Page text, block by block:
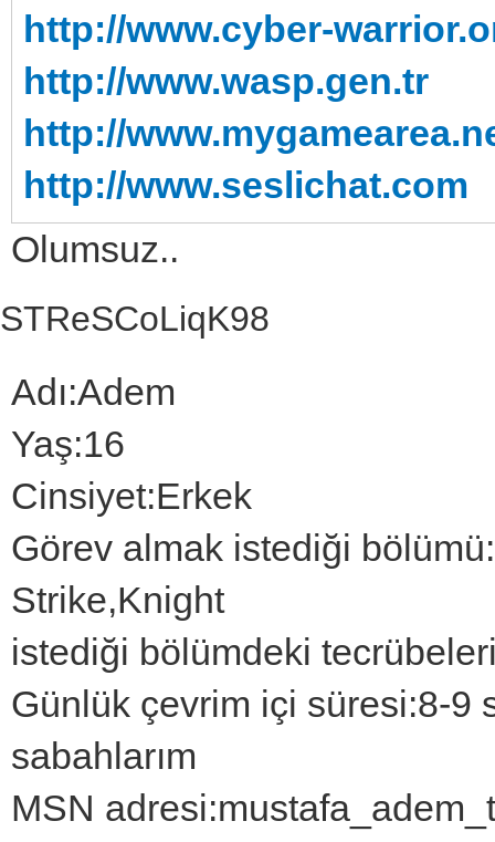
http://www.cyber-
http://www.wasp.gen.tr
http://
http://www.seslichat.com
Olumsuz..
STReSCoLiqK98
Adı:Adem
Yaş:16
Cinsiyet:Erkek
Görev almak istediği
Strike,Knight
istediği bölümdeki
Günlük çevrim içi süresi:8-9
sabahlarım
MSN